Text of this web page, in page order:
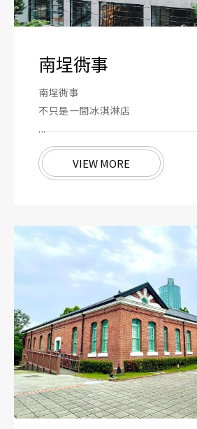
南埕衖事
南埕衖事
不只是一間冰淇淋店
...
VIEW MORE